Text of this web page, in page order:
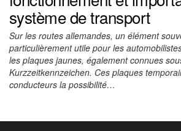
système de transport
Sur les routes allemandes, un élément
particulièrement utile pour les
les plaques jaunes, également connues
Kurzzeitkennzeichen. Ces plaques
conducteurs la possibilité…